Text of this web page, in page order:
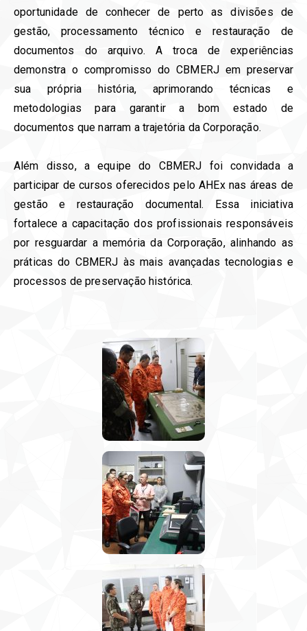
oportunidade de conhecer de perto as divisões de
gestão, processamento técnico e restauração de
documentos do arquivo. A troca de experiências
demonstra o compromisso do CBMERJ em preservar
sua própria história, aprimorando técnicas e
metodologias para garantir a bom estado de
documentos que narram a trajetória da Corporação.
Além disso, a equipe do CBMERJ foi convidada a
participar de cursos oferecidos pelo AHEx nas áreas de
gestão e restauração documental. Essa iniciativa
fortalece a capacitação dos profissionais responsáveis
por resguardar a memória da Corporação, alinhando as
práticas do CBMERJ às mais avançadas tecnologias e
processos de preservação histórica.